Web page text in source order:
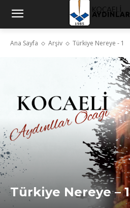
Ana Sayfa Arşiv Türkiye Nereye - 1
Türkiye Nereye – 1